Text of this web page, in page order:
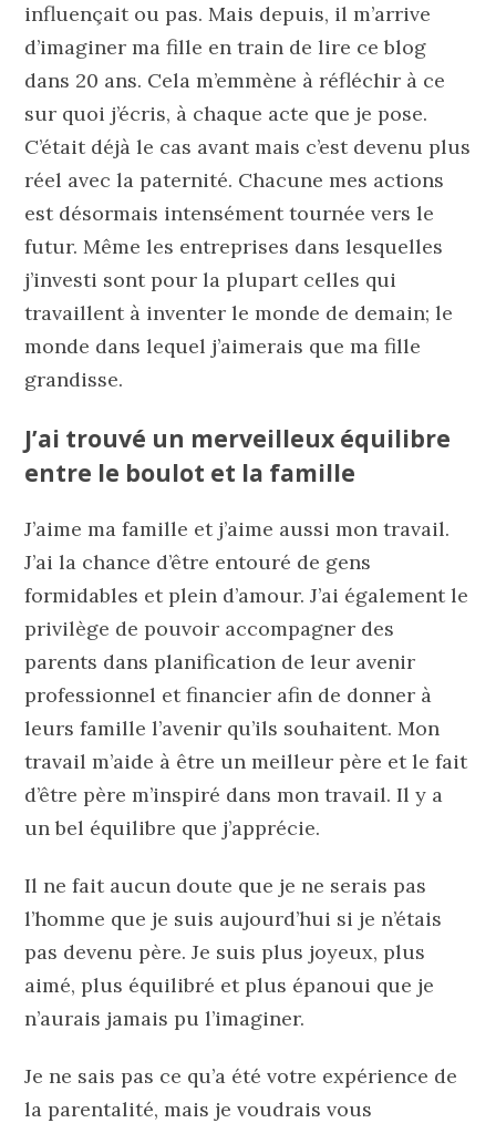
influençait ou pas. Mais depuis, il m’arrive
d’imaginer ma fille en train de lire ce blog
dans 20 ans. Cela m’emmène à réfléchir à ce
sur quoi j’écris, à chaque acte que je pose.
C’était déjà le cas avant mais c’est devenu plus
réel avec la paternité. Chacune mes actions
est désormais intensément tournée vers le
futur. Même les entreprises dans lesquelles
j’investi sont pour la plupart celles qui
travaillent à inventer le monde de demain; le
monde dans lequel j’aimerais que ma fille
grandisse.
J’ai trouvé un merveilleux équilibre
entre le boulot et la famille
J’aime ma famille et j’aime aussi mon travail.
J’ai la chance d’être entouré de gens
formidables et plein d’amour. J’ai également le
privilège de pouvoir accompagner des
parents dans planification de leur avenir
professionnel et financier afin de donner à
leurs famille l’avenir qu’ils souhaitent. Mon
travail m’aide à être un meilleur père et le fait
d’être père m’inspiré dans mon travail. Il y a
un bel équilibre que j’apprécie.
Il ne fait aucun doute que je ne serais pas
l’homme que je suis aujourd’hui si je n’étais
pas devenu père. Je suis plus joyeux, plus
aimé, plus équilibré et plus épanoui que je
n’aurais jamais pu l’imaginer.
Je ne sais pas ce qu’a été votre expérience de
la parentalité, mais je voudrais vous